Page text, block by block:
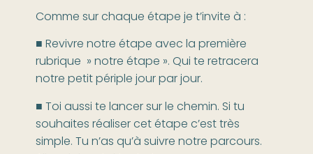
Comme sur chaque étape je t’invite à :
■ Revivre notre étape avec la première
rubrique » notre étape ». Qui te retracera
notre petit périple jour par jour.
■ Toi aussi te lancer sur le chemin. Si tu
souhaites réaliser cet étape c’est très
simple. Tu n’as qu’à suivre notre parcours.